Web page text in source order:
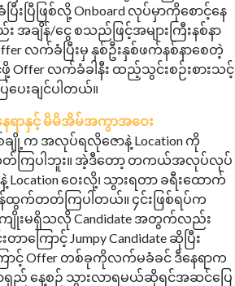
ပြီဖြစ်လို့ Onboard လုပ်မှာကိုစောင့်နေ
အချိန်/ငွေ စသည်ဖြင့်အများကြီးနစ်နာ
လက်ခံပြီးမှ နှစ်ဦးနှစ်ဖက်နစ်နာစေတဲ့
ဖို့ Offer လက်ခံခါနီး ထည့်သွင်းစဉ်းစားသင့်
ေးချင်ပါတယ်။
ေရာနှင့် မိမိအိမ်အကွာအဝေး
က အလုပ်ရလိုဇောနဲ့ Location ကို
တ်ကြပါဘူး။ အဲ့ဒီတော့ တကယ်အလုပ်လုပ်
ဝေးလို့၊ သွားရတာ ခရီးထောက်
ထွက်တတ်ကြပါတယ်။ ၄င်းဖြစ်ရပ်က
ျိုးမရှိသလို Candidate အတွက်လည်း
ကြောင့် Jumpy Candidate ဆိုပြီး
ြာင့် Offer တစ်ခုကိုလက်မခံခင် ဒီနေရာက
နေ့စဉ် သွားလာရမယ်ဆိုရင်အဆင်ပြေ